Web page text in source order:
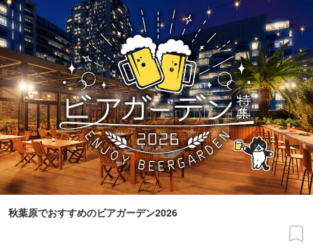
秋葉原でおすすめのビアガーデン2026